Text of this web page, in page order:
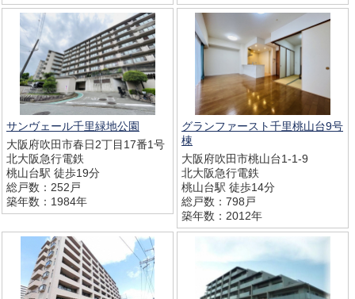
サンヴェール千里緑地公園
大阪府吹田市春日2丁目17番1号
北大阪急行電鉄
桃山台駅 徒歩19分
総戸数：252戸
築年数：1984年
グランファースト千里桃山台9号
棟
大阪府吹田市桃山台1-1-9
北大阪急行電鉄
桃山台駅 徒歩14分
総戸数：798戸
築年数：2012年